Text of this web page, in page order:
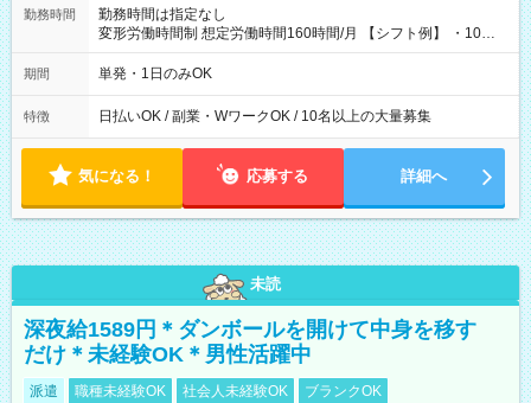
勤務時間
勤務時間は指定なし
変形労働時間制 想定労働時間160時間/月 【シフト例】 ・10：
00～20：00
期間 単発・1日のみOK
特徴 日払いOK / 副業・WワークOK / 10名以上の大量募集
気になる！ 応募する 詳細へ
未読
深夜給1589円＊ダンボールを開けて中身を移す
だけ＊未経験OK＊男性活躍中
派遣 職種未経験OK 社会人未経験OK ブランクOK